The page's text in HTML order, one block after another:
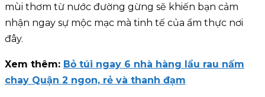
mùi thơm từ nước đường gừng sẽ khiến bạn cảm
nhận ngay sự mộc mạc mà tinh tế của ẩm thực nơi
đây.
Xem thêm: Bỏ túi ngay 6 nhà hàng lẩu rau nấm
chay Quận 2 ngon, rẻ và thanh đạm